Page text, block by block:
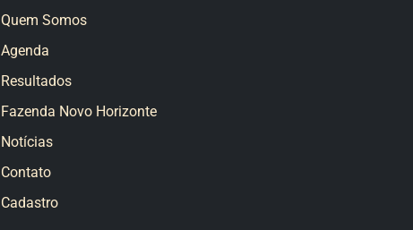
Quem Somos
Agenda
Resultados
Fazenda Novo Horizonte
Notícias
Contato
Cadastro